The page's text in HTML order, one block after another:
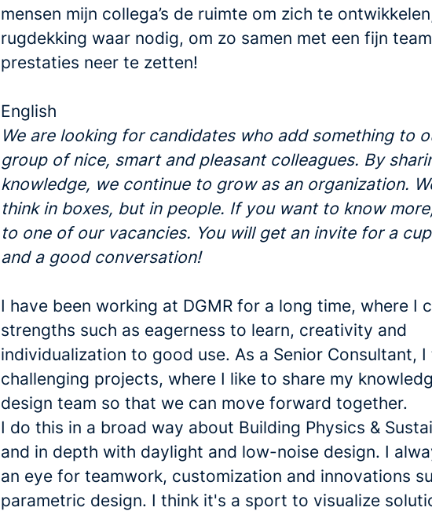
mensen mijn collega’s de ruimte om zich te
rugdekking waar nodig, om zo samen met een fijn
prestaties neer te zetten!
English
We are looking for candidates who add something to
group of nice, smart and pleasant colleagues. By
knowledge, we continue to grow as an organization.
think in boxes, but in people. If you want to know
to one of our vacancies. You will get an invite for a
and a good conversation!
I have been working at DGMR for a long time, where I
strengths such as eagerness to learn, creativity and
individualization to good use. As a Senior Consultant, I
challenging projects, where I like to share my
design team so that we can move forward together.
I do this in a broad way about Building Physics &
and in depth with daylight and low-noise design. I
an eye for teamwork, customization and innovations
parametric design. I think it's a sport to visualize